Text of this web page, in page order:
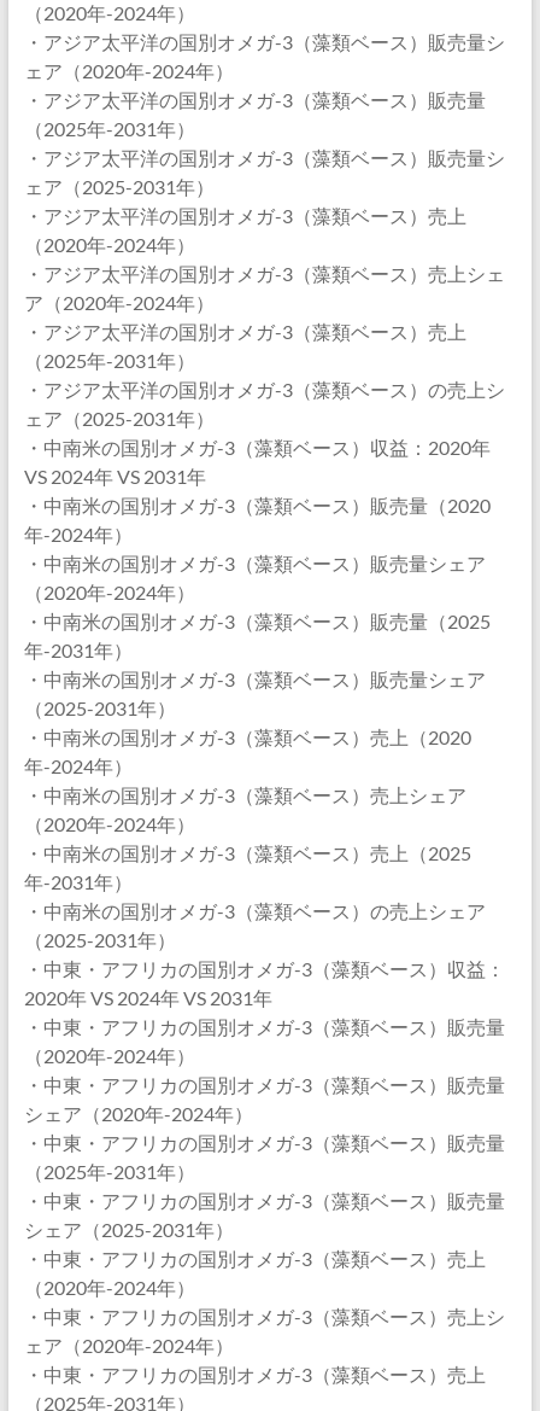
（2020年-2024年）
・アジア太平洋の国別オメガ-3（藻類ベース）販売量シ
ェア（2020年-2024年）
・アジア太平洋の国別オメガ-3（藻類ベース）販売量
（2025年-2031年）
・アジア太平洋の国別オメガ-3（藻類ベース）販売量シ
ェア（2025-2031年）
・アジア太平洋の国別オメガ-3（藻類ベース）売上
（2020年-2024年）
・アジア太平洋の国別オメガ-3（藻類ベース）売上シェ
ア（2020年-2024年）
・アジア太平洋の国別オメガ-3（藻類ベース）売上
（2025年-2031年）
・アジア太平洋の国別オメガ-3（藻類ベース）の売上シ
ェア（2025-2031年）
・中南米の国別オメガ-3（藻類ベース）収益：2020年
VS 2024年 VS 2031年
・中南米の国別オメガ-3（藻類ベース）販売量（2020
年-2024年）
・中南米の国別オメガ-3（藻類ベース）販売量シェア
（2020年-2024年）
・中南米の国別オメガ-3（藻類ベース）販売量（2025
年-2031年）
・中南米の国別オメガ-3（藻類ベース）販売量シェア
（2025-2031年）
・中南米の国別オメガ-3（藻類ベース）売上（2020
年-2024年）
・中南米の国別オメガ-3（藻類ベース）売上シェア
（2020年-2024年）
・中南米の国別オメガ-3（藻類ベース）売上（2025
年-2031年）
・中南米の国別オメガ-3（藻類ベース）の売上シェア
（2025-2031年）
・中東・アフリカの国別オメガ-3（藻類ベース）収益：
2020年 VS 2024年 VS 2031年
・中東・アフリカの国別オメガ-3（藻類ベース）販売量
（2020年-2024年）
・中東・アフリカの国別オメガ-3（藻類ベース）販売量
シェア（2020年-2024年）
・中東・アフリカの国別オメガ-3（藻類ベース）販売量
（2025年-2031年）
・中東・アフリカの国別オメガ-3（藻類ベース）販売量
シェア（2025-2031年）
・中東・アフリカの国別オメガ-3（藻類ベース）売上
（2020年-2024年）
・中東・アフリカの国別オメガ-3（藻類ベース）売上シ
ェア（2020年-2024年）
・中東・アフリカの国別オメガ-3（藻類ベース）売上
（2025年-2031年）